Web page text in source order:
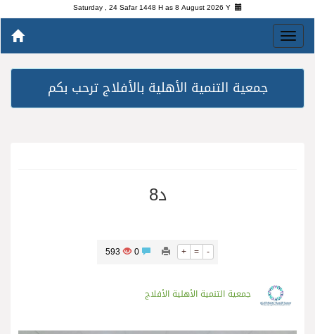
Saturday , 24 Safar 1448 H as8 August 2026 Y
جمعية التنمية الأهلية بالأفلاج ترحب بكم
د8
+ = -
593
جمعية التنمية الأهلية الأفلاج